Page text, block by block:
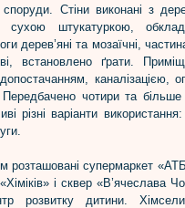
споруди. Стіни виконані з
сухою штукатуркою,
дерев’яні та мозаїчні,
встановлено ґрати.
каналізацією,
чотири та
різні варіанти
розташовані супермаркет
і сквер «В’ячеслава
розвитку дитини.